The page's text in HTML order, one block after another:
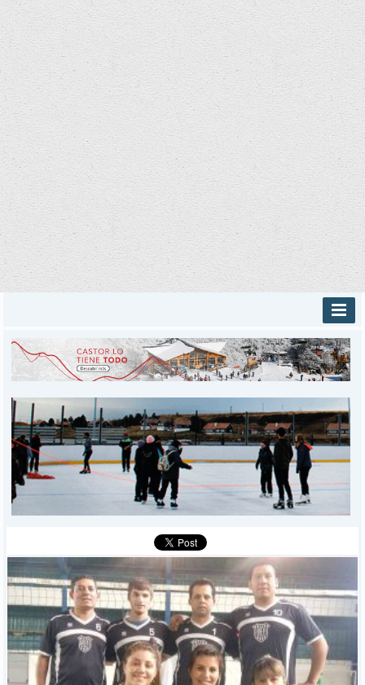
INICIO
PROVINCIALES
DEPORTES
POLICIALES
I-DIARIO
MÁS
BÚSQUEDA